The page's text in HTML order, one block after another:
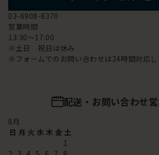
03-6908-8370
営業時間
13:30～17:00
※土日 祝日は休み
※フォームでのお問い合わせは24時間対応し
配送・お問い合わせ
8 月
日 月 火 水 木 金 土
1